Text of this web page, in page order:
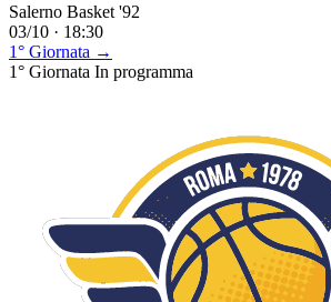
Salerno Basket '92
03/10 · 18:30
1° Giornata →
1° Giornata In programma